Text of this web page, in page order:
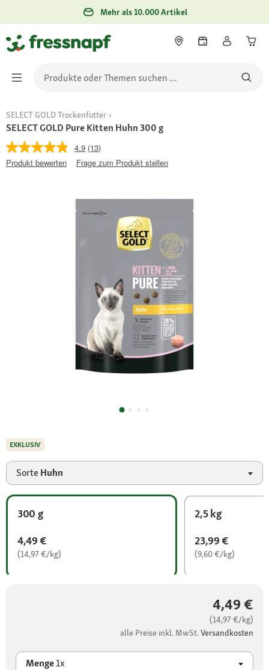
Mehr als 10.000 Artikel
SELECT GOLD Trockenfutter
SELECT GOLD Pure Kitten Huhn 300 g
4.9 (13)
Produkt bewerten
Frage zum Produkt stellen
Sorte Huhn
300 g
4,49 €
(14,97 €/kg)
2,5 kg
23,99 €
(9,60 €/kg)
4,49 €
(14,97 €/kg)
alle Preise inkl. MwSt.Versandkosten
Menge1x
EXKLUSIV